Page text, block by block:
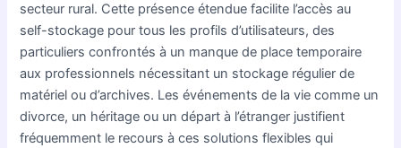
secteur rural. Cette présence étendue facilite l’accès au
self-stockage pour tous les profils d’utilisateurs, des
particuliers confrontés à un manque de place temporaire
aux professionnels nécessitant un stockage régulier de
matériel ou d’archives. Les événements de la vie comme un
divorce, un héritage ou un départ à l’étranger justifient
fréquemment le recours à ces solutions flexibles qui